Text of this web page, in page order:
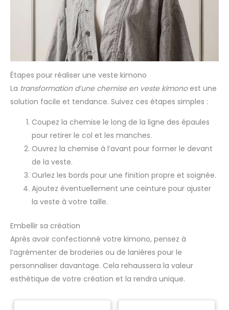
Étapes pour réaliser une veste kimono
La transformation d’une chemise en veste kimonoest une
solution facile et tendance. Suivez ces étapes simples :
Coupez la chemise le long de la ligne des épaules
pour retirer le col et les manches.
Ouvrez la chemise à l’avant pour former le devant
de la veste.
Ourlez les bords pour une finition propre et soignée.
Ajoutez éventuellement une ceinture pour ajuster
la veste à votre taille.
Embellir sa création
Après avoir confectionné votre kimono, pensez à
l’agrémenter de broderies ou de lanières pour le
personnaliser davantage. Cela rehaussera la valeur
esthétique de votre création et la rendra unique.